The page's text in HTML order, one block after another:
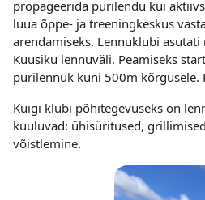
propageerida purilendu kui
luua õppe- ja treeningkeskus
arendamiseks. Lennuklubi
Kuusiku lennuväli. Peamiseks
purilennuk kuni 500m kõrgusele.
Kuigi klubi põhitegevuseks on
kuuluvad: ühisüritused,
võistlemine.